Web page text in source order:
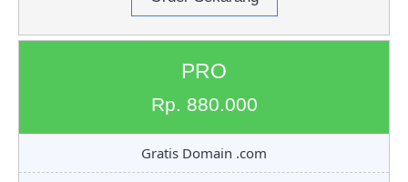
PRO
Rp. 880.000
Gratis Domain .com